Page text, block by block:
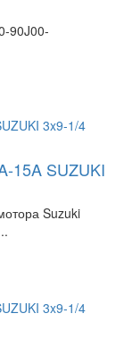
90J00-
15A SUZUKI
Suzuki